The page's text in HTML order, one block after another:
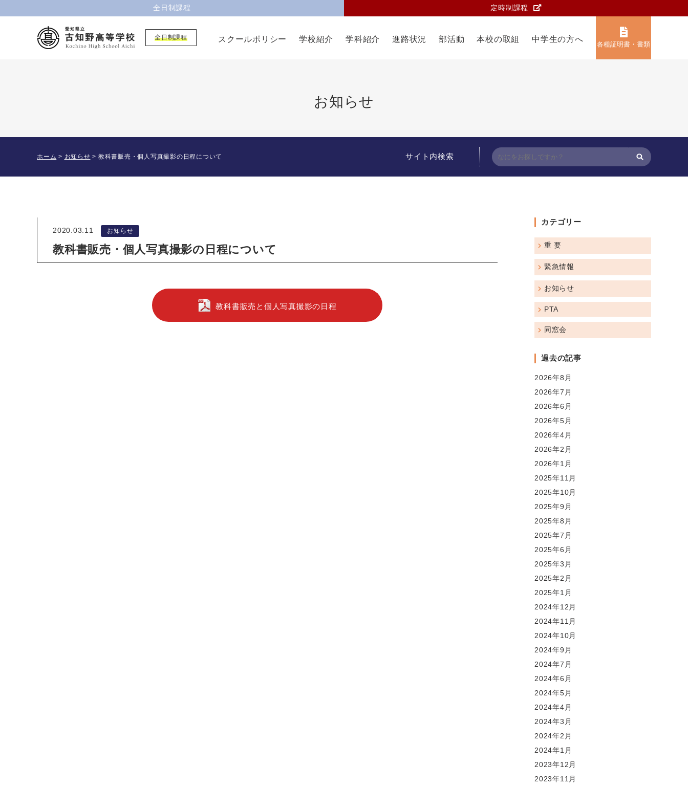
全日制課程 定時制課程
全日制課程 スクールポリシー 学校紹介 学科紹介 進路状況 部活動 本校の取組 中学生の方へ
各種証明書・書類
お知らせ
ホーム > お知らせ > 教科書販売・個人写真撮影の日程について サイト内検索
2020.03.11 お知らせ
教科書販売・個人写真撮影の日程について
教科書販売と個人写真撮影の日程
カテゴリー
重 要
緊急情報
お知らせ
PTA
同窓会
過去の記事
2026年8月
2026年7月
2026年6月
2026年5月
2026年4月
2026年2月
2026年1月
2025年11月
2025年10月
2025年9月
2025年8月
2025年7月
2025年6月
2025年3月
2025年2月
2025年1月
2024年12月
2024年11月
2024年10月
2024年9月
2024年7月
2024年6月
2024年5月
2024年4月
2024年3月
2024年2月
2024年1月
2023年12月
2023年11月